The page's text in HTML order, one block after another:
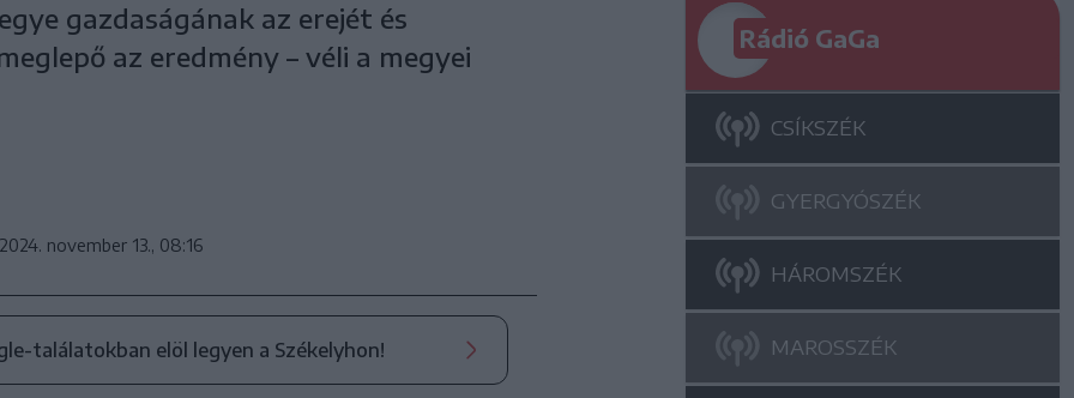
gazdaságának az erejét és
az eredmény – véli a megyei
2024. november 13., 08:16
találatokban elöl legyen a Székelyhon!
Rádió GaGa
CSÍKSZÉK
GYERGYÓSZÉK
HÁROMSZÉK
MAROSSZÉK